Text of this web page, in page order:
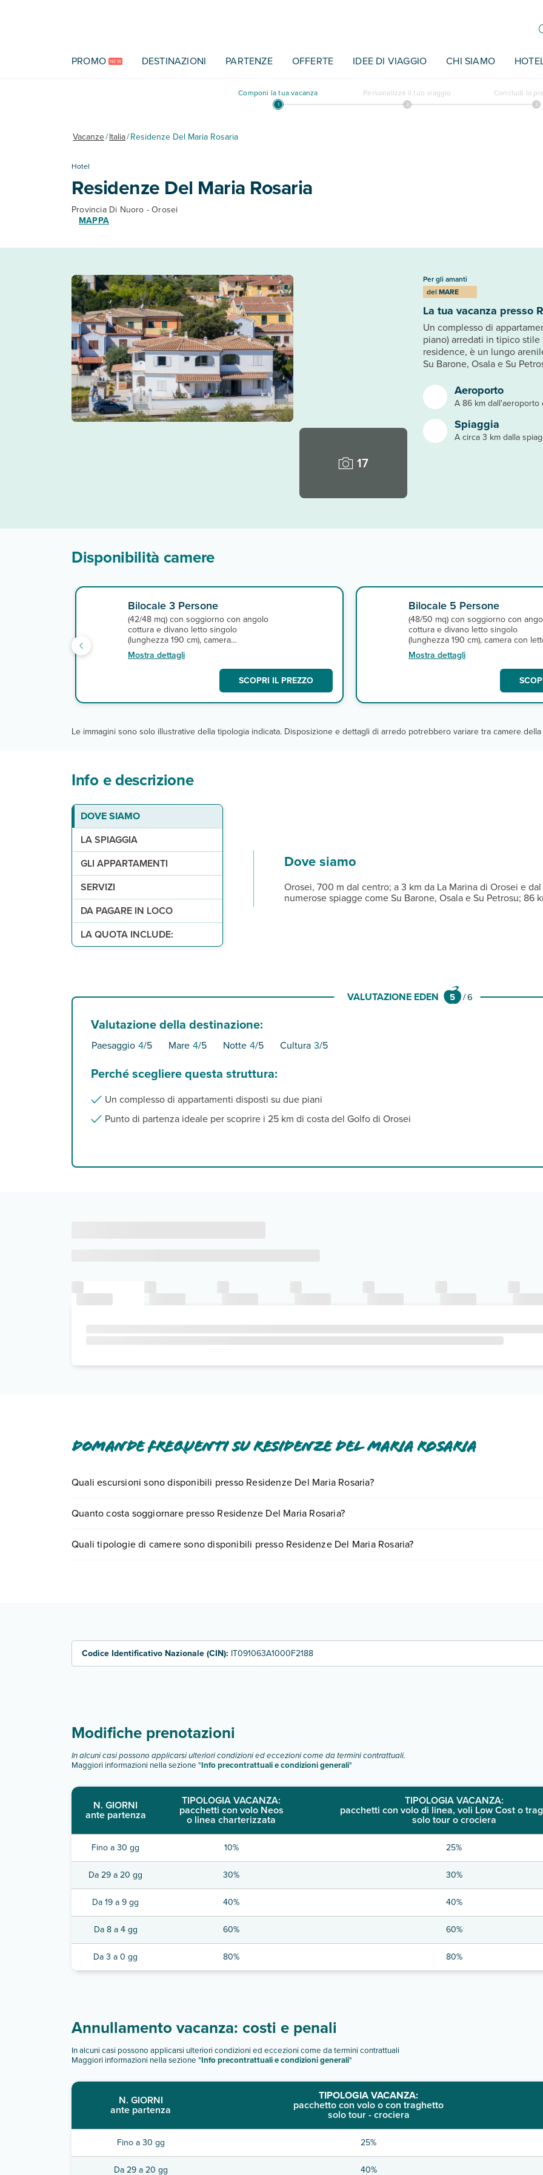
PROMO NEW DESTINAZIONI PARTENZE OFFERTE IDEE DI VIAGGIO CHI SIAMO
Componi la tua vacanza Personalizza il tuo viaggio Concludi la
Vacanze/Italia/Residenze Del Maria Rosaria
Hotel
Residenze Del Maria Rosaria
Provincia Di Nuoro - Orosei
MAPPA
17
Aeroporto
A 86 km dall'aeroporto
Spiaggia
A circa 3 km dalla
Per gli amanti
del MARE
La tua vacanza presso
Un complesso di
piano) arredati in tipico stile
residence, è un lungo
Su Barone, Osala e Su
Disponibilità camere
Bilocale 3 Persone
(42/48 mq) con soggiorno con angolo
cottura e divano letto singolo
(lunghezza 190 cm), camera
matrimoniale (letti separabili), bagno
con doccia.
Mostra dettagli
SCOPRI IL PREZZO
Bilocale 5 Persone
(48/50 mq) con soggiorno con
cottura e divano letto singolo
(lunghezza 190 cm), camera con
matrimoniale (letti separabili) e letto a
castello, bagno con doccia
Mostra dettagli
Le immagini sono solo illustrative della tipologia indicata. Disposizione e dettagli di arredo potrebbero variare tra camere
Info e descrizione
DOVE SIAMO
LA SPIAGGIA
GLI APPARTAMENTI
SERVIZI
DA PAGARE IN LOCO
LA QUOTA INCLUDE:
Dove siamo
Orosei, 700 m dal centro; a 3 km da La Marina di Orosei e
numerose spiagge come Su Barone, Osala e Su Petrosu; 86
La spiaggia
La Marina di Orosei è lunga due chilometri di s​abbia chiara e fine mista a conchiglie e ghiaia. La costa offre
Gli appartamenti
Disposti su due piani (piano terra e primo piano) che dispongono di ingresso indipendente e balcone o
Servizi
Ufficio ricevimento presso l'Hotel Maria Rosaria distante 700 m (gli arrivi oltre le ore 20:00 devono essere
DA PAGARE IN LOCO
Servizi obbligatori:
Leggi Tutto
La quota include:
aria condizionata, uso piscina presso l'hotel Maria Rosaria.
VALUTAZIONE EDEN 5 /6
Valutazione della destinazione:
Paesaggio 4/5 Mare 4/5 Notte 4/5 Cultura 3/5
Perché scegliere questa struttura:
Un complesso di appartamenti disposti su due piani
Punto di partenza ideale per scoprire i 25 km di costa del Golfo di Orosei
Domande frequenti su Residenze Del Maria Rosaria
Quali escursioni sono disponibili presso Residenze Del Maria Rosaria?
numero 0721.17231 oprenotando un appuntamento .
Quanto costa soggiornare presso Residenze Del Maria Rosaria?
scegli quando partire.
Quali tipologie di camere sono disponibili presso Residenze Del Maria Rosaria?
Codice Identificativo Nazionale (CIN): IT091063A1000F2188
Modifiche prenotazioni
In alcuni casi possono applicarsi ulteriori condizioni ed eccezioni come da termini contrattuali.
Maggiori informazioni nella sezione "Info precontrattuali e condizioni generali"
N. GIORNI
ante partenza
TIPOLOGIA VACANZA:
pacchetti con volo Neos
o linea charterizzata
TIPOLOGIA VACANZA:
pacchetti con volo di linea, voli Low Cost o
solo tour o crociera
Fino a 30 gg 10% 25%
Da 29 a 20 gg 30% 30%
Da 19 a 9 gg 40% 40%
Da 8 a 4 gg 60% 60%
Da 3 a 0 gg 80% 80%
Annullamento vacanza: costi e penali
In alcuni casi possono applicarsi ulteriori condizioni ed eccezioni come da termini contrattuali
Maggiori informazioni nella sezione "Info precontrattuali e condizioni generali"
N. GIORNI
ante partenza
TIPOLOGIA VACANZA:
pacchetto con volo o con traghetto
solo tour - crociera
Fino a 30 gg 25%
Da 29 a 20 gg 40%